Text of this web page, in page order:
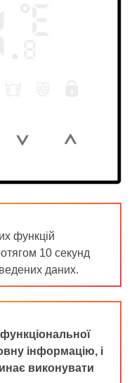
функцій
10 секунд
даних.
інформацію, і
виконувати